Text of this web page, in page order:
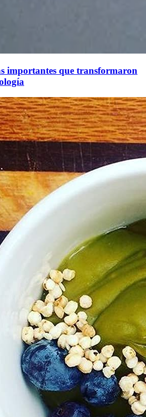
importantes que transformaron